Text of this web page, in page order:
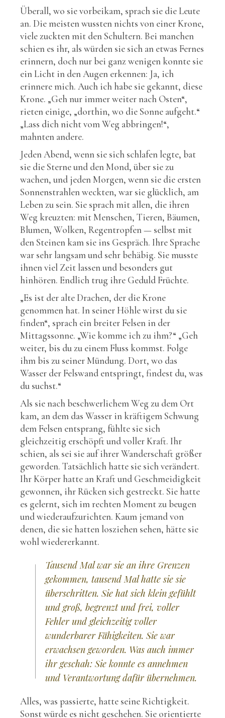
Überall, wo sie vorbeikam, sprach sie die Leute
an. Die meisten wussten nichts von einer Krone,
viele zuckten mit den Schultern. Bei manchen
schien es ihr, als würden sie sich an etwas Fernes
erinnern, doch nur bei ganz wenigen konnte sie
ein Licht in den Augen erkennen: Ja, ich
erinnere mich. Auch ich habe sie gekannt, diese
Krone. „Geh nur immer weiter nach Osten“,
rieten einige, „dorthin, wo die Sonne aufgeht.“
„Lass dich nicht vom Weg abbringen!“,
mahnten andere.
Jeden Abend, wenn sie sich schlafen legte, bat
sie die Sterne und den Mond, über sie zu
wachen, und jeden Morgen, wenn sie die ersten
Sonnenstrahlen weckten, war sie glücklich, am
Leben zu sein. Sie sprach mit allen, die ihren
Weg kreuzten: mit Menschen, Tieren, Bäumen,
Blumen, Wolken, Regentropfen — selbst mit
den Steinen kam sie ins Gespräch. Ihre Sprache
war sehr langsam und sehr behäbig. Sie musste
ihnen viel Zeit lassen und besonders gut
hinhören. Endlich trug ihre Geduld Früchte.
„Es ist der alte Drachen, der die Krone
genommen hat. In seiner Höhle wirst du sie
finden“, sprach ein breiter Felsen in der
Mittagssonne. „Wie komme ich zu ihm?“ „Geh
weiter, bis du zu einem Fluss kommst. Folge
ihm bis zu seiner Mündung. Dort, wo das
Wasser der Felswand entspringt, findest du, was
du suchst.“
Als sie nach beschwerlichem Weg zu dem Ort
kam, an dem das Wasser in kräftigem Schwung
dem Felsen entsprang, fühlte sie sich
gleichzeitig erschöpft und voller Kraft. Ihr
schien, als sei sie auf ihrer Wanderschaft größer
geworden. Tatsächlich hatte sie sich verändert.
Ihr Körper hatte an Kraft und Geschmeidigkeit
gewonnen, ihr Rücken sich gestreckt. Sie hatte
es gelernt, sich im rechten Moment zu beugen
und wiederaufzurichten. Kaum jemand von
denen, die sie hatten losziehen sehen, hätte sie
wohl wiedererkannt.
Tausend Mal war sie an ihre Grenzen
gekommen, tausend Mal hatte sie sie
überschritten. Sie hat sich klein gefühlt
und groß, begrenzt und frei, voller
Fehler und gleichzeitig voller
wunderbarer Fähigkeiten. Sie war
erwachsen geworden. Was auch immer
ihr geschah: Sie konnte es annehmen
und Verantwortung dafür übernehmen.
Alles, was passierte, hatte seine Richtigkeit.
Sonst würde es nicht geschehen. Sie orientierte